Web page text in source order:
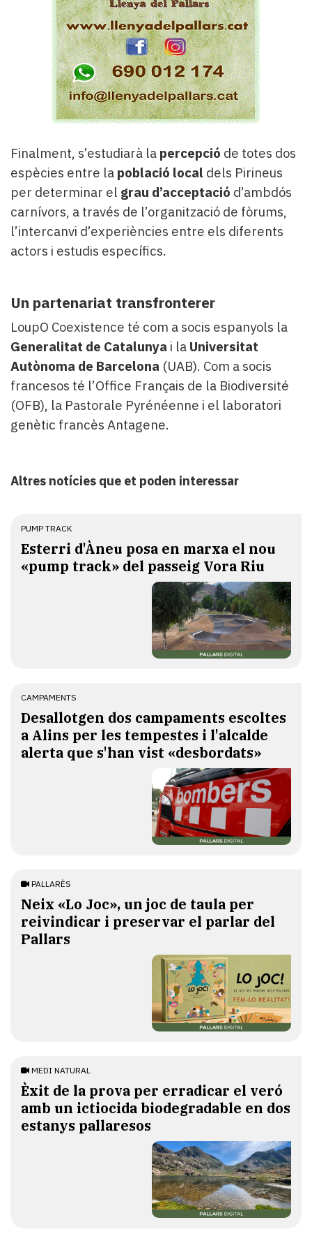
Finalment, s’estudiarà la percepció de totes dos
espècies entre la població local dels Pirineus
per determinar el grau d’acceptació d’ambdós
carnívors, a través de l’organització de fòrums,
l’intercanvi d’experiències entre els diferents
actors i estudis específics.
Un partenariat transfronterer
LoupO Coexistence té com a socis espanyols la
Generalitat de Catalunya i la Universitat
Autònoma de Barcelona (UAB). Com a socis
francesos té l’Office Français de la Biodiversité
(OFB), la Pastorale Pyrénéenne i el laboratori
genètic francès Antagene.
Altres notícies que et poden interessar
PUMP TRACK
Esterri d'Àneu posa en marxa el nou
«pump track» del passeig Vora Riu
CAMPAMENTS
​Desallotgen dos campaments escoltes
a Alins per les tempestes i l'alcalde
alerta que s'han vist «desbordats»
PALLARÈS
​Neix «Lo Joc», un joc de taula per
reivindicar i preservar el parlar del
Pallars
MEDI NATURAL
Èxit de la prova per erradicar el veró
amb un ictiocida biodegradable en dos
estanys pallaresos